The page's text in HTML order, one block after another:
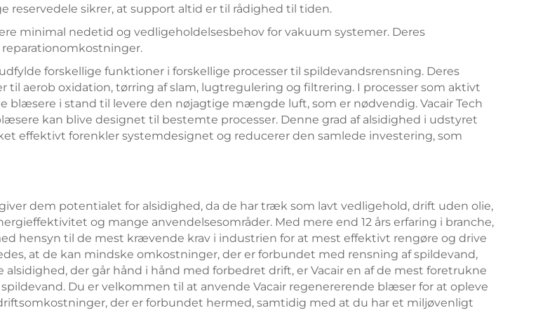
sikrer, at support altid er til rådighed til tiden.
minimal nedetid og vedligeholdelsesbehov for vakuum systemer. Deres
forskellige funktioner i forskellige processer til spildevandsrensning. Deres
aerob oxidation, tørring af slam, lugtregulering og filtrering. I processer som aktivt
blæsere i stand til levere den nøjagtige mængde luft, som er nødvendig. Vacair Tech
kan blive designet til bestemte processer. Denne grad af alsidighed i udstyret
effektivt forenkler systemdesignet og reducerer den samlede investering, som
dem potentialet for alsidighed, da de har træk som lavt vedligehold, drift uden olie,
og mange anvendelsesområder. Med mere end 12 års erfaring i branche,
hensyn til de mest krævende krav i industrien for at mest effektivt rengøre og drive
at de kan mindske omkostninger, der er forbundet med rensning af spildevand,
der går hånd i hånd med forbedret drift, er Vacair en af de mest foretrukne
Du er velkommen til at anvende Vacair regenererende blæser for at opleve
der er forbundet hermed, samtidig med at du har et miljøvenligt